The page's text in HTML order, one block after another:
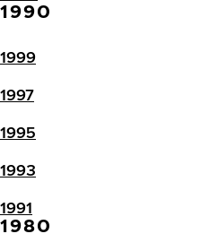
1990
1999
1997
1995
1993
1991
1980